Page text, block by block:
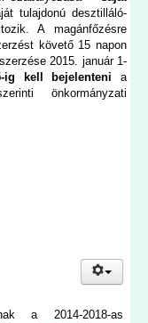
tulajdonú desztilláló-
A magánfőzésre
követő 15 napon
2015. január 1-
ig kell bejelenteni a
önkormányzati
a 2014-2018-as